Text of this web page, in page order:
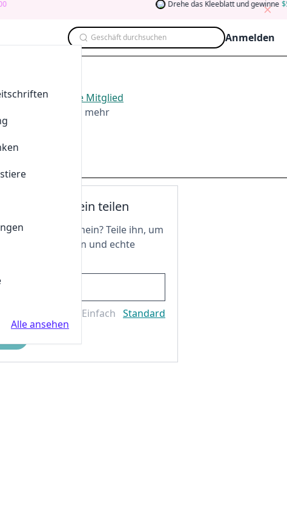
Drehe das Kleeblatt und gewinne 5
Alle ansehen
Geschäft durchsuchen Anmelden
2026.Werden Sie Mitglied
Teilen und mehr
Deinen Gutschein teilen
tollen Gutschein? Teile ihn, um
freizuschalten und echte
zu genießen!
Einfach Standard